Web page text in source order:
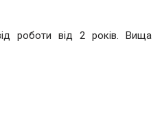
роботи від 2 років. Вища